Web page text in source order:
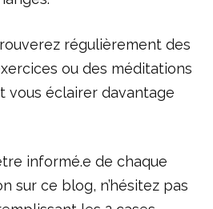
régulièrement des
ou des méditations
vous éclairer davantage
informé.e de chaque
sur ce blog, n’hésitez pas